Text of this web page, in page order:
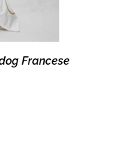
Francese